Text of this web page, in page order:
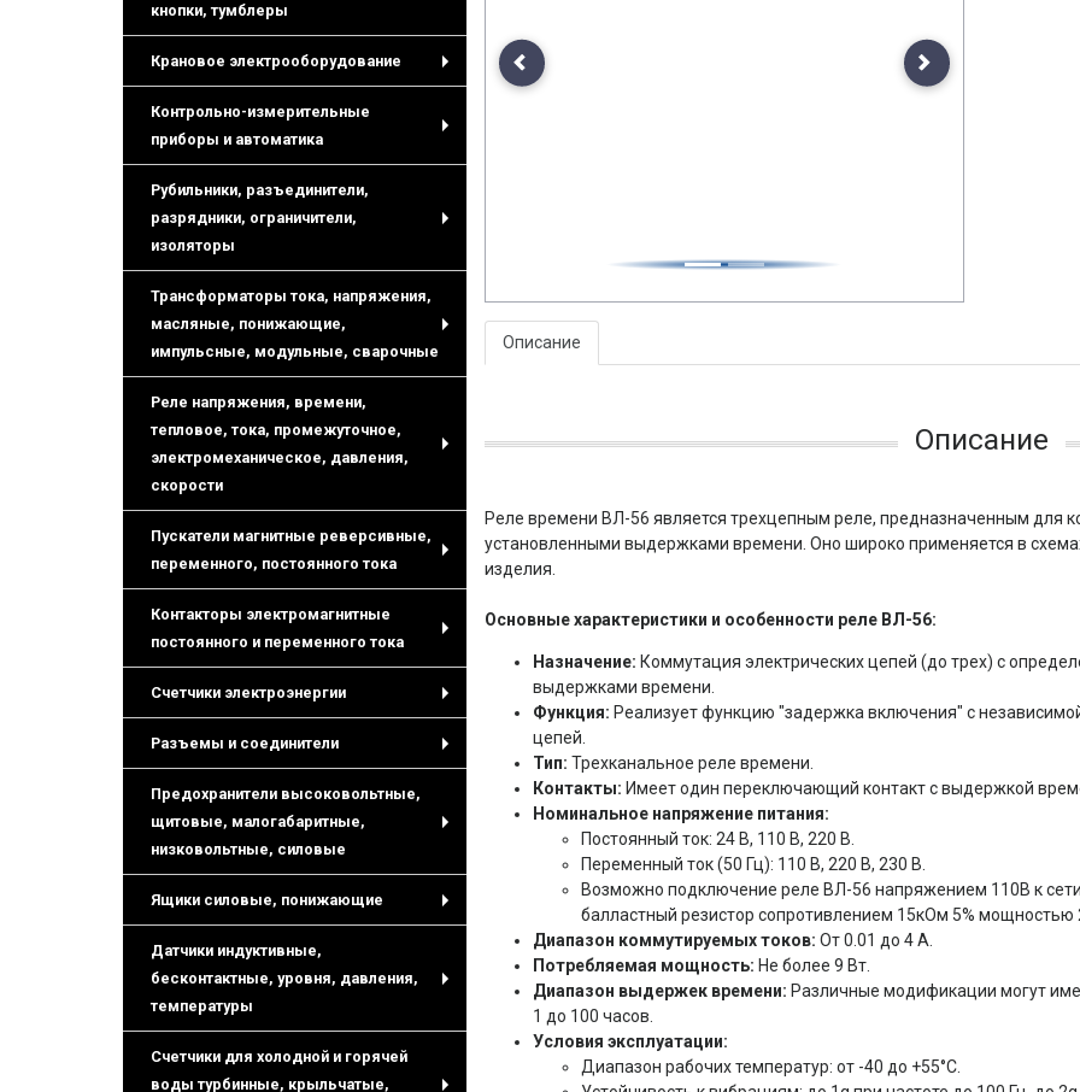
кнопки, тумблеры
Крановое электрооборудование
Контрольно-измерительные
приборы и автоматика
Рубильники, разъединители,
разрядники, ограничители,
изоляторы
Трансформаторы тока, напряжения,
масляные, понижающие,
импульсные, модульные, сварочные
Реле напряжения, времени,
тепловое, тока, промежуточное,
электромеханическое, давления,
скорости
Пускатели магнитные реверсивные,
переменного, постоянного тока
Контакторы электромагнитные
постоянного и переменного тока
Счетчики электроэнергии
Разъемы и соединители
Предохранители высоковольтные,
щитовые, малогабаритные,
низковольтные, силовые
Ящики силовые, понижающие
Датчики индуктивные,
бесконтактные, уровня, давления,
температуры
Счетчики для холодной и горячей
воды турбинные, крыльчатые,
Previous Next
Описание
Описание
Реле времени ВЛ-56 является трехцепным реле, предназначенным для
установленными выдержками времени. Оно широко применяется в
изделия.
Основные характеристики и особенности реле ВЛ-56:
Назначение: Коммутация электрических цепей (до трех) с
выдержками времени.
Функция: Реализует функцию "задержка включения" с
цепей.
Тип: Трехканальное реле времени.
Контакты: Имеет один переключающий контакт с выдержкой
Номинальное напряжение питания:
Постоянный ток: 24 В, 110 В, 220 В.
Переменный ток (50 Гц): 110 В, 220 В, 230 В.
Возможно подключение реле ВЛ-56 напряжением 110В к
балластный резистор сопротивлением 15кОм 5% мощностью
Диапазон коммутируемых токов: От 0.01 до 4 А.
Потребляемая мощность: Не более 9 Вт.
Диапазон выдержек времени: Различные модификации могут
1 до 100 часов.
Условия эксплуатации:
Диапазон рабочих температур: от -40 до +55°С.